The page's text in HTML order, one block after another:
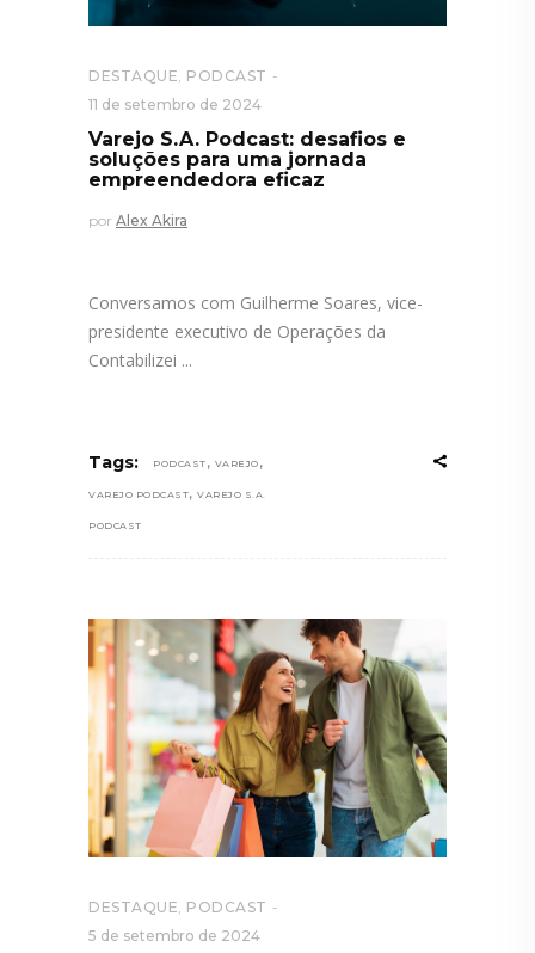
DESTAQUE PODCAST
11 de setembro de 2024
Varejo S.A. Podcast: desafios e
soluções para uma jornada
empreendedora eficaz
por Alex Akira
Conversamos com Guilherme Soares, vice-
presidente executivo de Operações da
Contabilizei
Tags: PODCAST , VAREJO ,
VAREJO PODCAST, VAREJO S.A.
PODCAST
DESTAQUE PODCAST
5 de setembro de 2024